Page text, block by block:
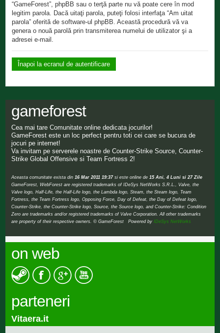
“GameForest”, phpBB sau o terţă parte nu vă poate cere în mod
legitim parola. Dacă uitaţi parola, puteţi folosi interfaţa “Am uitat
parola” oferită de software-ul phpBB. Această procedură vă va
genera o nouă parolă prin transmiterea numelui de utilizator şi a
adresei e-mail.
Înapoi la ecranul de autentificare
gameforest
Cea mai tare Comunitate online dedicata jocurilor!
GameForest este un loc perfect pentru toti cei care se bucura de
jocuri pe internet!
Va invitam pe serverele noastre de Counter-Strike Source, Counter-
Strike Global Offensive si Team Fortress 2!
Aceasta comunitate exista din 16 Mar 2011 19:37si este online de 15 Ani, 4 Luni si 27 Zile
GameForest, WebForest are registered trademarks of IDeSys NetWorks S.R.L., Valve, the
Valve logo, Half-Life, the Half-Life logo, the Lambda logo, Steam, the Steam logo, Team
Fortress, the Team Fortress logo, Opposing Force, Day of Defeat, the Day of Defeat logo,
Counter-Strike, the Counter-Strike logo, Source, the Source logo, and Counter-Strike: Condition
Zero are trademarks and/or registered trademarks of Valve Corporation. All other trademarks
are property of their respective owners. © GameForest Powered byIDeSys NetWorks
on web
parteneri
Vitaera.it